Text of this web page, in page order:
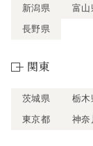
新潟県 富山
長野県
関東
茨城県 栃木
東京都
神奈